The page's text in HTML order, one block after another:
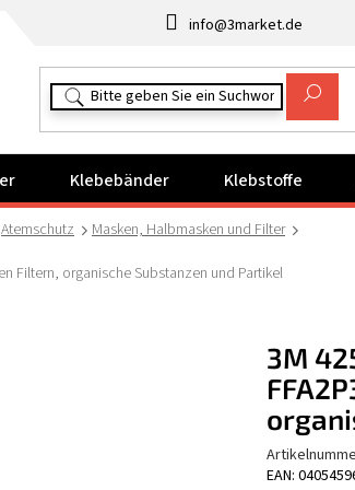
info@3market.de
Klebebänder Klebstoffe
Atemschutz
Masken, Halbmasken und Filter
Filtern, organische Substanzen und Partikel
3M
EAN: